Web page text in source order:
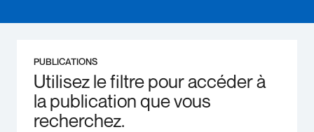
PUBLICATIONS
Utilisez le filtre pour accéder à
la publication que vous
recherchez.